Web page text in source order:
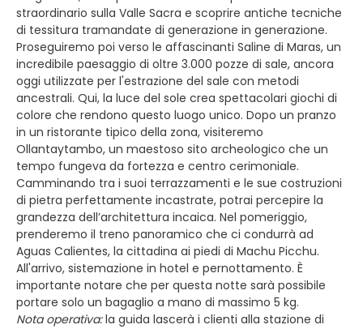
straordinario sulla Valle Sacra e scoprire antiche tecniche
di tessitura tramandate di generazione in generazione.
Proseguiremo poi verso le affascinanti Saline di Maras, un
incredibile paesaggio di oltre 3.000 pozze di sale, ancora
oggi utilizzate per l'estrazione del sale con metodi
ancestrali. Qui, la luce del sole crea spettacolari giochi di
colore che rendono questo luogo unico. Dopo un pranzo
in un ristorante tipico della zona, visiteremo
Ollantaytambo, un maestoso sito archeologico che un
tempo fungeva da fortezza e centro cerimoniale.
Camminando tra i suoi terrazzamenti e le sue costruzioni
di pietra perfettamente incastrate, potrai percepire la
grandezza dell’architettura incaica. Nel pomeriggio,
prenderemo il treno panoramico che ci condurrà ad
Aguas Calientes, la cittadina ai piedi di Machu Picchu.
All'arrivo, sistemazione in hotel e pernottamento. È
importante notare che per questa notte sarà possibile
portare solo un bagaglio a mano di massimo 5 kg.
Nota operativa:la guida lascerà i clienti alla stazione di